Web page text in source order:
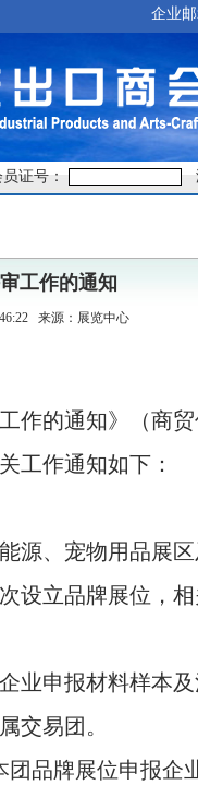
企业
证号：
工作的通知
来源：展览中心
作的通知》（商贸
工作通知如下：
源、宠物用品展
设立品牌展位，相
业申报材料样本
交易团。
团品牌展位申报企